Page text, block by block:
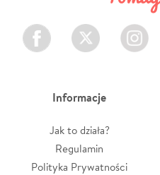
Facebook Twitter Instagram
Informacje
Jak to działa?
Regulamin
Polityka Prywatności